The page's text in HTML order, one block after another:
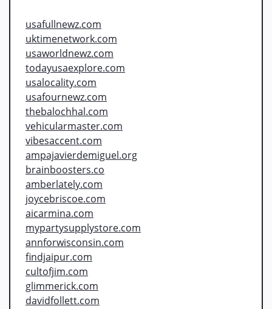
usafullnewz.com
uktimenetwork.com
usaworldnewz.com
todayusaexplore.com
usalocality.com
usafournewz.com
thebalochhal.com
vehicularmaster.com
vibesaccent.com
ampajavierdemiguel.org
brainboosters.co
amberlately.com
joycebriscoe.com
aicarmina.com
mypartysupplystore.com
annforwisconsin.com
findjaipur.com
cultofjim.com
glimmerick.com
davidfollett.com